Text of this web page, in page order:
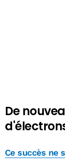
De
Ce succès ne